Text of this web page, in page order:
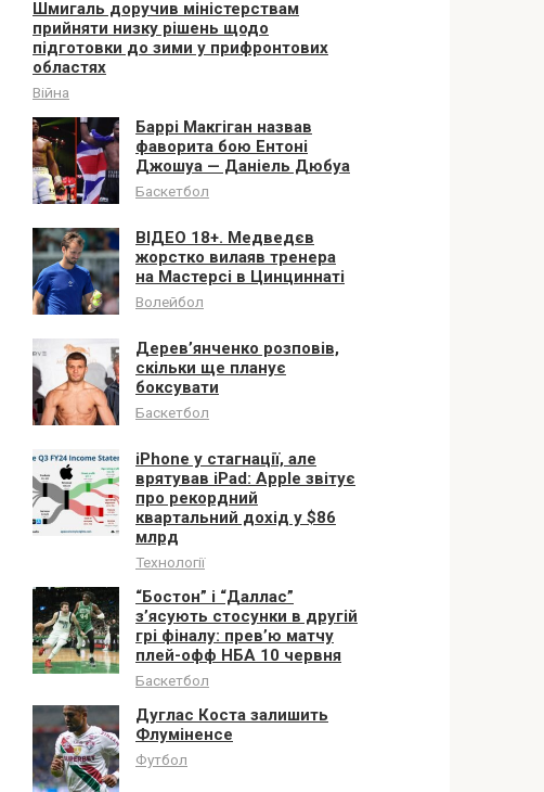
Шмигаль доручив міністерствам
прийняти низку рішень щодо
підготовки до зими у прифронтових
областях
Війна
Баррі Макгіган назвав
фаворита бою Ентоні
Джошуа — Даніель Дюбуа
Баскетбол
ВІДЕО 18+. Медведєв
жорстко вилаяв тренера
на Мастерсі в Цинциннаті
Волейбол
Дерев’янченко розповів,
скільки ще планує
боксувати
Баскетбол
iPhone у стагнації, але
врятував iPad: Apple звітує
про рекордний
квартальний дохід у $86
млрд
Технології
“Бостон” і “Даллас”
з’ясують стосунки в другій
грі фіналу: прев’ю матчу
плей-офф НБА 10 червня
Баскетбол
Дуглас Коста залишить
Флуміненсе
Футбол